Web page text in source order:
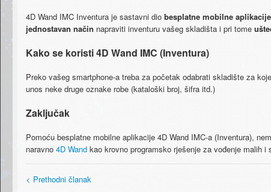
4D Wand IMC Inventura je sastavni dio besplatne mobilne aplikacije
jednostavan način napraviti inventuru vašeg skladišta i pri tome
Kako se koristi 4D Wand IMC (Inventura)
Preko vašeg smartphone-a treba za početak odabrati skladište za
unos neke druge oznake robe (kataloški broj, šifra itd.)
Zaključak
Pomoću besplatne mobilne aplikacije 4D Wand IMC-a (Inventura),
naravno 4D Wand kao krovno programsko rješenje za vođenje malih
< Prethodni članak